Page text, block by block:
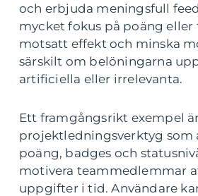
och erbjuda meningsfull
mycket fokus på poäng eller
motsatt effekt och minska
särskilt om belöningarna
artificiella eller irrelevanta.
Ett framgångsrikt exempel
projektledningsverktyg som
poäng, badges och
motivera teammedlemmar
uppgifter i tid. Användare